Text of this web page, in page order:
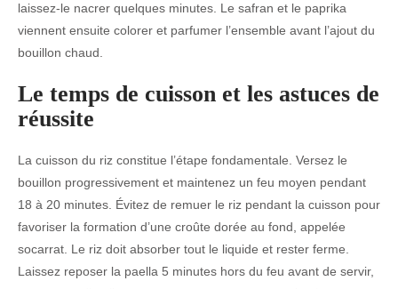
laissez-le nacrer quelques minutes. Le safran et le paprika
viennent ensuite colorer et parfumer l’ensemble avant l’ajout du
bouillon chaud.
Le temps de cuisson et les astuces de
réussite
La cuisson du riz constitue l’étape fondamentale. Versez le
bouillon progressivement et maintenez un feu moyen pendant
18 à 20 minutes. Évitez de remuer le riz pendant la cuisson pour
favoriser la formation d’une croûte dorée au fond, appelée
socarrat. Le riz doit absorber tout le liquide et rester ferme.
Laissez reposer la paella 5 minutes hors du feu avant de servir,